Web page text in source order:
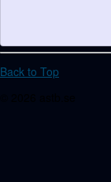
Back to Top